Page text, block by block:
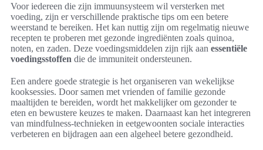
Voor iedereen die zijn immuunsysteem wil versterken met
voeding, zijn er verschillende praktische tips om een betere
weerstand te bereiken. Het kan nuttig zijn om regelmatig nieuwe
recepten te proberen met gezonde ingrediënten zoals quinoa,
noten, en zaden. Deze voedingsmiddelen zijn rijk aan essentiële
voedingsstoffen die de immuniteit ondersteunen.
Een andere goede strategie is het organiseren van wekelijkse
kooksessies. Door samen met vrienden of familie gezonde
maaltijden te bereiden, wordt het makkelijker om gezonder te
eten en bewustere keuzes te maken. Daarnaast kan het integreren
van mindfulness-technieken in eetgewoonten sociale interacties
verbeteren en bijdragen aan een algeheel betere gezondheid.